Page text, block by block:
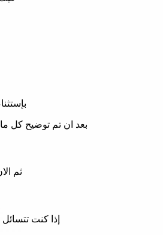
بعد ان تم توضيح كل
ثم
إذا كنت